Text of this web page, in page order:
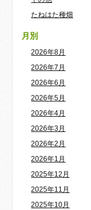
たねはた種畑
月別
2026年8月
2026年7月
2026年6月
2026年5月
2026年4月
2026年3月
2026年2月
2026年1月
2025年12月
2025年11月
2025年10月